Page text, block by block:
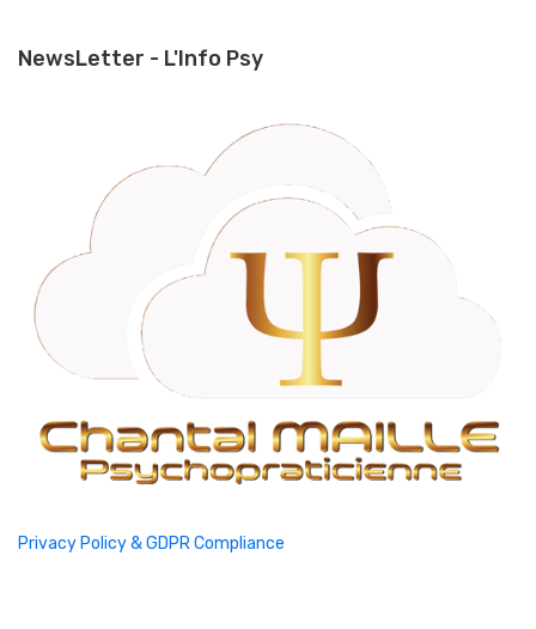
NewsLetter - L'Info Psy
Privacy Policy & GDPR Compliance